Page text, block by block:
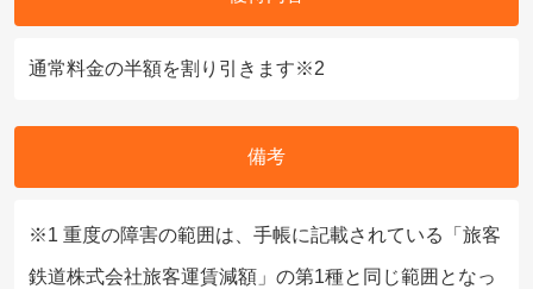
通常料金の半額を割り引きます※2
備考
※1 重度の障害の範囲は、手帳に記載されている「旅客
鉄道株式会社旅客運賃減額」の第1種と同じ範囲となっ